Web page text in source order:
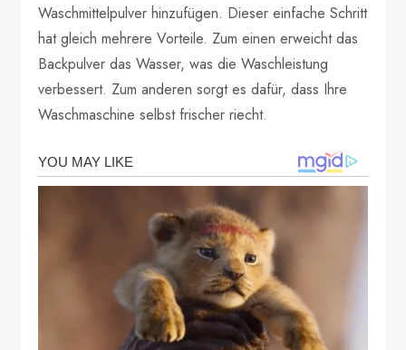
Waschmittelpulver hinzufügen. Dieser einfache Schritt
hat gleich mehrere Vorteile. Zum einen erweicht das
Backpulver das Wasser, was die Waschleistung
verbessert. Zum anderen sorgt es dafür, dass Ihre
Waschmaschine selbst frischer riecht.